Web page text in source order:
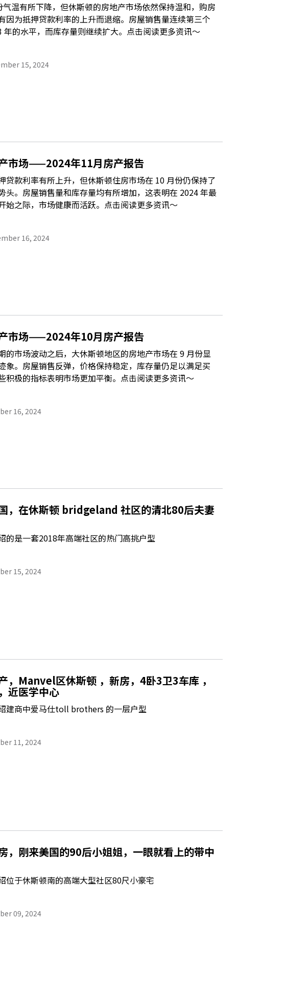
气温有所下降，但休斯顿的房地产市场依然保持温和，购房
因为抵押贷款利率的上升而退缩。房屋销售量连续第三个
年的水平，而库存量则继续扩大。点击阅读更多资讯～
15, 2024
市场——2024年11月房产报告
贷款利率有所上升，但休斯顿住房市场在 10 月份仍保持了
头。房屋销售量和库存量均有所增加，这表明在 2024 年最
始之际，市场健康而活跃。点击阅读更多资讯～
16, 2024
市场——2024年10月房产报告
的市场波动之后，大休斯顿地区的房地产市场在 9 月份显
象。房屋销售反弹，价格保持稳定，库存量仍足以满足买
积极的指标表明市场更加平衡。点击阅读更多资讯～
16, 2024
，在休斯顿 bridgeland 社区的清北80后夫妻
的是一套2018年高端社区的热门高挑户型
15, 2024
，Manvel区休斯顿 ，新房，4卧3卫3车库 ，
近医学中心
建商中爱马仕toll brothers 的一层户型
11, 2024
，刚来美国的90后小姐姐，一眼就看上的带中
位于休斯顿南的高端大型社区80尺小豪宅
09, 2024